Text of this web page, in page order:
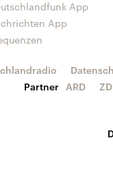
App
App
Partner
ARD